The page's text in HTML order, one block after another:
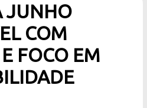
JUNHO
COM
FOCO EM